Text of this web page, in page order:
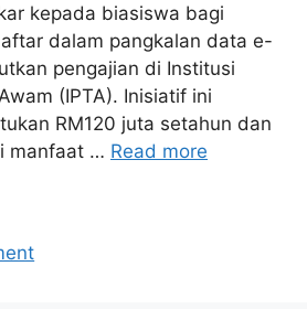
kepada biasiswa bagi
dalam pangkalan data e-
pengajian di Institusi
(IPTA). Inisiatif ini
RM120 juta setahun dan
manfaat … Read more